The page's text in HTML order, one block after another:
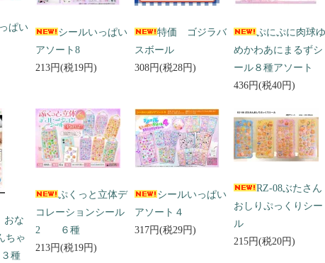
ぱい
シールいっぱい
アソート8
213円(税19円)
特価 ゴジラバ
スボール
308円(税28円)
ぷにぷに肉球ゆ
めかわあにまるずシ
ール８種アソート
436円(税40円)
おな
ちゃ
種
ぷくっと立体デ
コレーションシール
2 ６種
213円(税19円)
シールいっぱい
アソート４
317円(税29円)
RZ-08ぶたさん
おしりぷっくりシー
ル
215円(税20円)